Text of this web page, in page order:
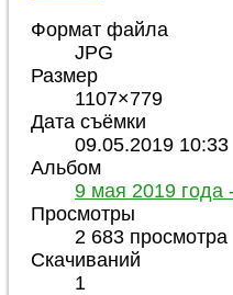
Формат файла
JPG
Размер
1107×779
Дата съёмки
09.05.2019 10:33
Альбом
9 мая 2019
Просмотры
2 683 просмотра
Скачиваний
1